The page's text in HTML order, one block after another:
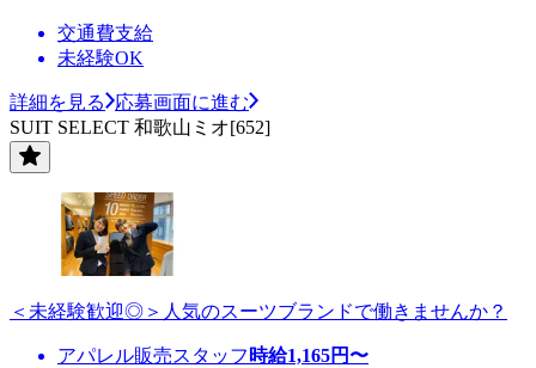
交通費支給
未経験OK
詳細を見る
応募画面に進む
SUIT SELECT 和歌山ミオ[652]
＜未経験歓迎◎＞人気のスーツブランドで働きませんか？
アパレル販売スタッフ 時給1,165円〜